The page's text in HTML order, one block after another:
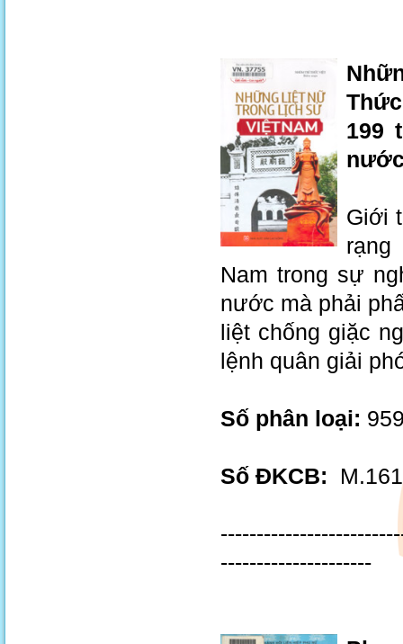
199
Giới
rạng
Nam trong sự
nước mà phải
liệt chống giặc
lệnh quân giải
Số phân loại:
Số ĐKCB:
---------------------